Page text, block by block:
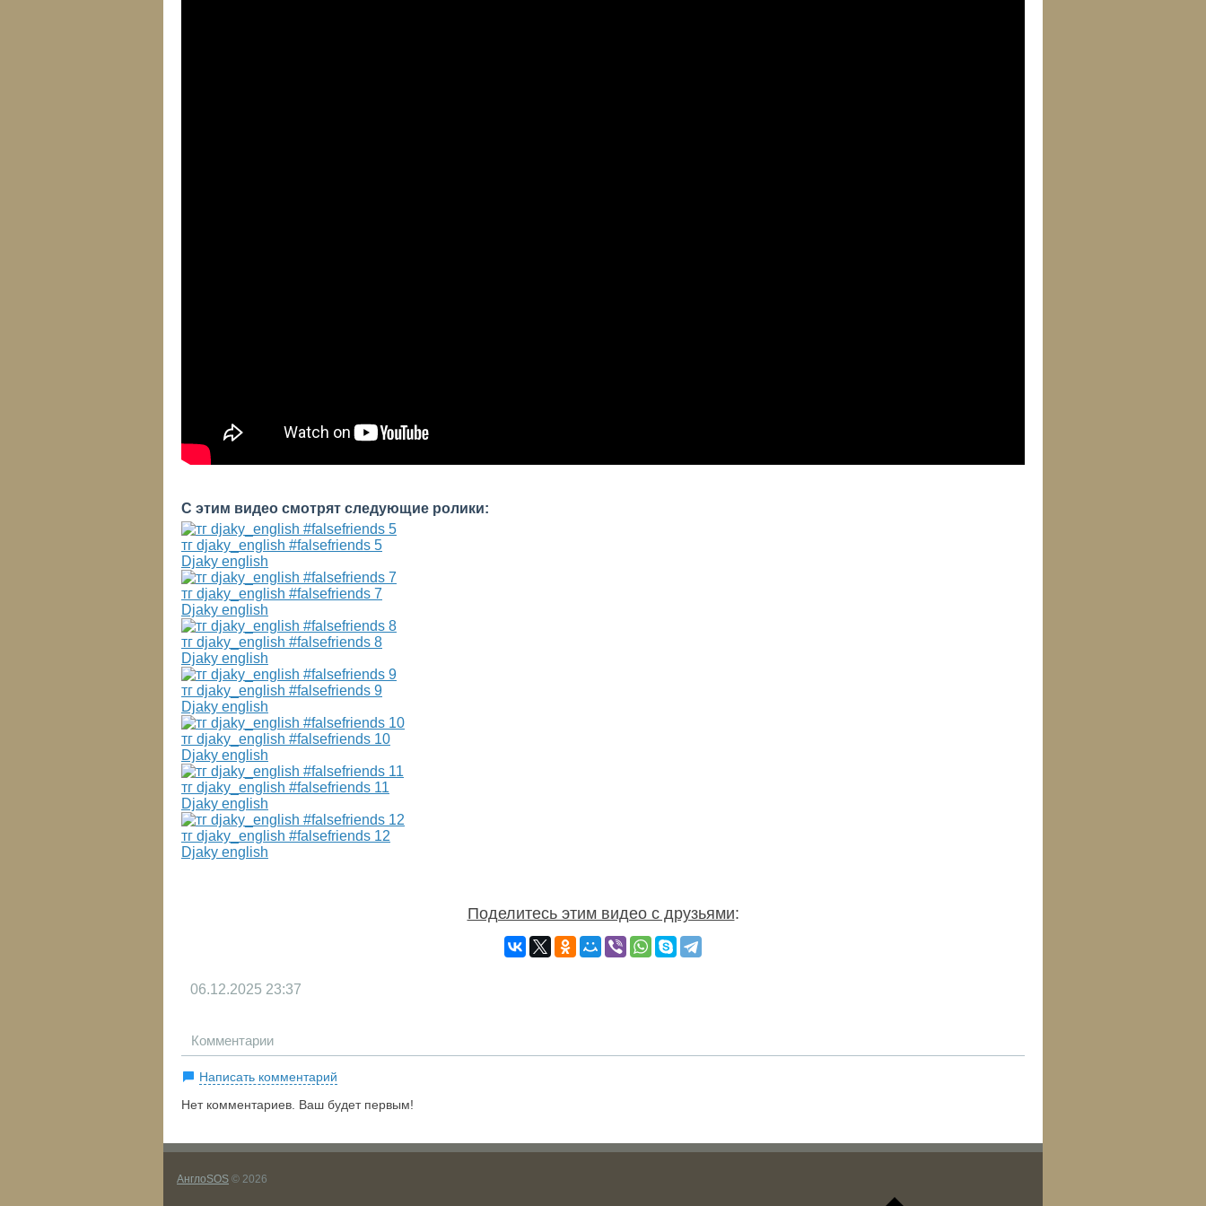
С этим видео смотрят следующие ролики:
тг djaky_english #falsefriends 5
Djaky english
тг djaky_english #falsefriends 7
Djaky english
тг djaky_english #falsefriends 8
Djaky english
тг djaky_english #falsefriends 9
Djaky english
тг djaky_english #falsefriends 10
Djaky english
тг djaky_english #falsefriends 11
Djaky english
тг djaky_english #falsefriends 12
Djaky english
Поделитесь этим видео с друзьями:
06.12.2025 23:37
Комментарии
Написать комментарий
Нет комментариев. Ваш будет первым!
АнглоSOS © 2026